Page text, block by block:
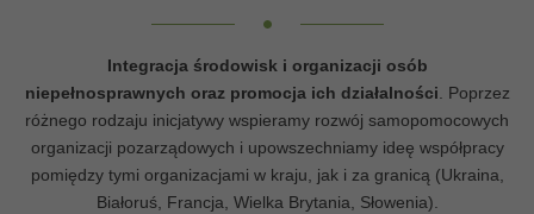
Integracja środowisk i organizacji osób
niepełnosprawnych oraz promocja ich działalności . Poprzez
różnego rodzaju inicjatywy wspieramy rozwój samopomocowych
organizacji pozarządowych i upowszechniamy ideę współpracy
pomiędzy tymi organizacjami w kraju, jak i za granicą (Ukraina,
Białoruś, Francja, Wielka Brytania, Słowenia).